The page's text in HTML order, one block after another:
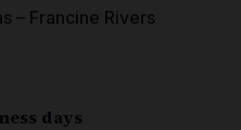
– Francine Rivers
days